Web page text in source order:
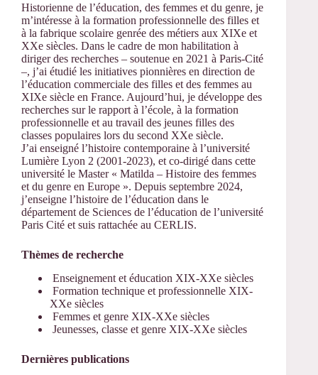
Historienne de l’éducation, des femmes et du genre, je
m’intéresse à la formation professionnelle des filles et
à la fabrique scolaire genrée des métiers aux XIXe et
XXe siècles. Dans le cadre de mon habilitation à
diriger des recherches – soutenue en 2021 à Paris-Cité
–, j’ai étudié les initiatives pionnières en direction de
l’éducation commerciale des filles et des femmes au
XIXe siècle en France. Aujourd’hui, je développe des
recherches sur le rapport à l’école, à la formation
professionnelle et au travail des jeunes filles des
classes populaires lors du second XXe siècle.
J’ai enseigné l’histoire contemporaine à l’université
Lumière Lyon 2 (2001-2023), et co-dirigé dans cette
université le Master « Matilda – Histoire des femmes
et du genre en Europe ». Depuis septembre 2024,
j’enseigne l’histoire de l’éducation dans le
département de Sciences de l’éducation de l’université
Paris Cité et suis rattachée au CERLIS.
Thèmes de recherche
Enseignement et éducation XIX-XXe siècles
Formation technique et professionnelle XIX-
XXe siècles
Femmes et genre XIX-XXe siècles
Jeunesses, classe et genre XIX-XXe siècles
Dernières publications